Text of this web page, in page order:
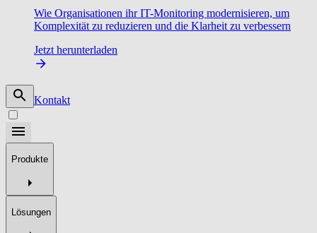
Wie Organisationen ihr IT-Monitoring modernisieren, um
Komplexität zu reduzieren und die Klarheit zu verbessern
Jetzt herunterladen
Kontakt
Produkte
Lösungen